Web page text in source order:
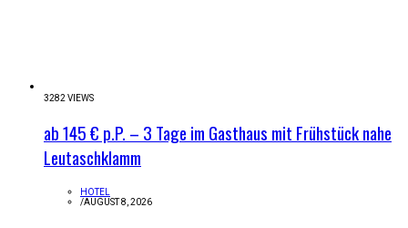
3282 VIEWS
ab 145 € p.P. – 3 Tage im Gasthaus mit Frühstück nahe
Leutaschklamm
HOTEL
/AUGUST 8, 2026